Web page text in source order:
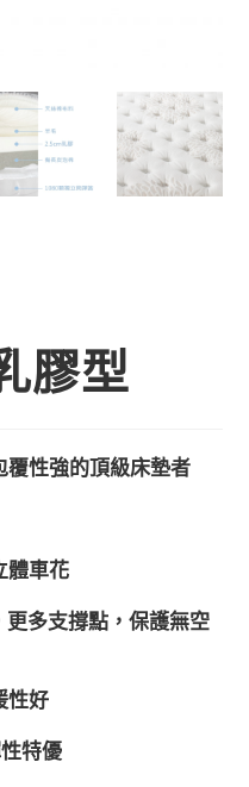
膠型
性強的頂級床墊者
體車花
多支撐點，保護無空
性好
特優